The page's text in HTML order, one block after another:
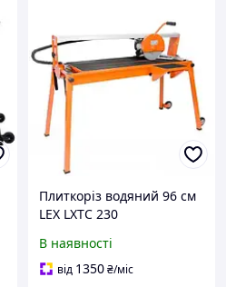
Плиткоріз водяний 96 см
LEX LXTC 230
В наявності
від 1350₴/міс